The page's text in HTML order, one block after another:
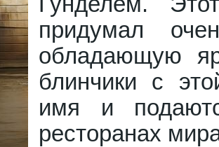
придумал
обладающую
блинчики с
имя и
ресторанах